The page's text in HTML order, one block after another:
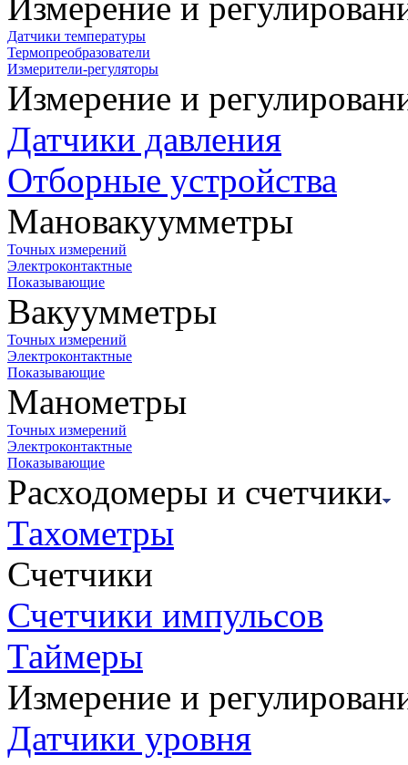
Измерение и
Датчики температуры
Термопреобразователи
Измерители-регуляторы
Измерение и
Датчики давления
Отборные устройства
Мановакуумметры
Точных измерений
Электроконтактные
Показывающие
Вакуумметры
Точных измерений
Электроконтактные
Показывающие
Манометры
Точных измерений
Электроконтактные
Показывающие
Расходомеры и счетчики
Тахометры
Счетчики
Счетчики импульсов
Таймеры
Измерение и
Датчики уровня